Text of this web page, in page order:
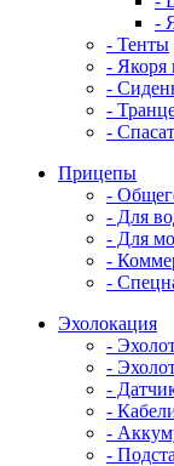
-
- Тенты
- Якоря
-
-
-
Прицепы
-
- Для
- Для
-
-
Эхолокация
-
-
-
-
-
-